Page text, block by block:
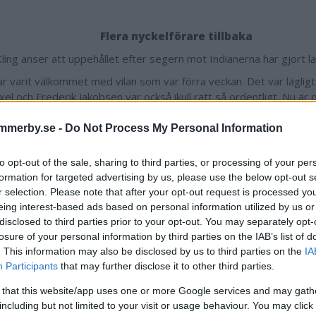
- Do Not Process My Personal Information
opt-out of the sale, sharing to third parties, or processing of your
for targeted advertising by us, please use the below opt-out
selection. Please note that after your opt-out request is processed
interest-based ads based on personal information utilized by us
to third parties prior to your opt-out. You may separately
of your personal information by third parties on the IAB’s list of
This information may also be disclosed by us to third parties on the
Participants that may further disclose it to other third parties.
that this website/app uses one or more Google services and may
but not limited to your visit or usage behaviour. You may
Flera nyckelförare tillbaka
anser att uppehållet efter segern mot Indianerna har gjort
varit välkommet med vilan som var förra veckan. Det var
och Frederik Jakobsen var också ikull rätt så ordentligt. Nu är
Lahti och Frederik Jakobsen har plats i startsjuan till tisdagens
kört två dagar i rad nu i helgen. Lördagen var väldigt bra och
Han säger att det har inget med axeln att göra utan han hade
är nog tillbaka med full kraft även om axeln inte är bra. Det lär bli
så han kör ganska hårt tejpad.
hade flyt att det inte blev värre än vad det blev. Han liknade
överkörd av en lastbil. Han är mörbultad, men på gång. Han
tog en trepoängare och resten tvåpoängare.
i Sverige.